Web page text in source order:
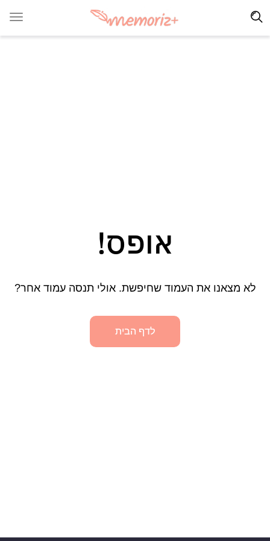
אופס!
לא מצאנו את העמוד שחיפשת. אולי תנסה עמוד אחר?
לדף הבית